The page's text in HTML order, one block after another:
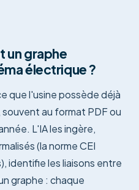
un graphe
électrique ?
que l'usine possède déjà
au format PDF ou
L'IA les ingère,
(la norme CEI
identifie les liaisons entre
graphe : chaque